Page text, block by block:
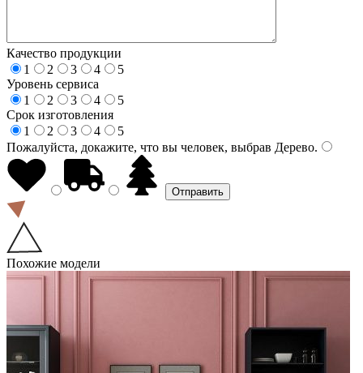
Качество продукции
1
2 3 4
5
Уровень сервиса
1
2 3 4
5
Срок изготовления
1
2 3 4
5
Пожалуйста, докажите, что вы человек, выбрав Дерево.
Похожие модели